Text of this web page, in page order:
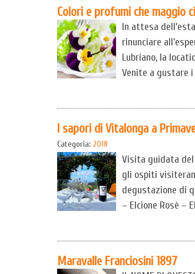
Colori e profumi che maggio
In attesa
rinunciare
Lubriano, la
Venite a gustare
I sapori di Vitalonga a
Categoria: 2018
Visita guidata
gli ospiti
degustazione di
– Elcione Rosè –
Maravalle Franciosini 1897